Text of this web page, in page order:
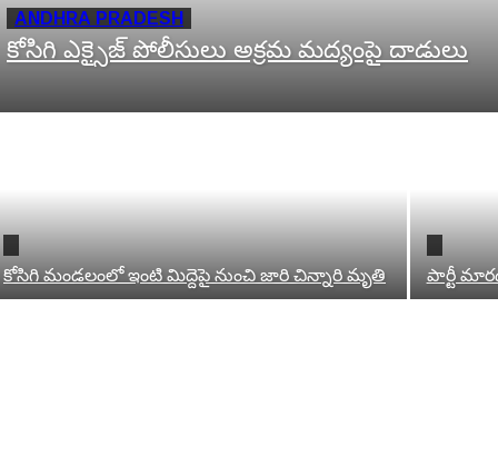
ANDHRA PRADESH
కోసిగి ఎక్సైజ్ పోలీసులు అక్రమ మద్యంపై దాడులు
కోసిగి మండలంలో ఇంటి మిద్దెపై నుంచి జారి చిన్నారి మృతి పార్టీ